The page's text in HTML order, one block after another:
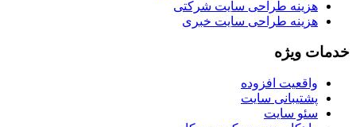
هزینه طراحی سایت شرکتی
هزینه طراحی سایت خبری
خدمات ویژه
واقعیت افزوده
پشتیبانی سایت
سئو سایت